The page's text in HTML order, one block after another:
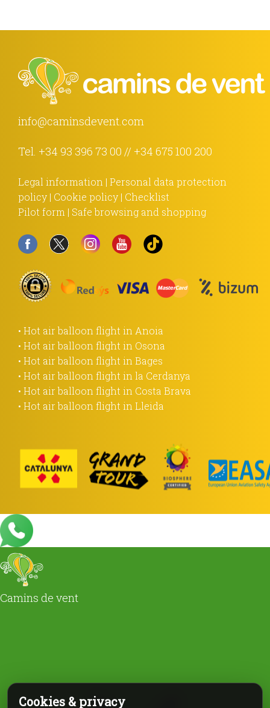
info@caminsdevent.com
Tel. +34 93 396 73 00 // +34 675 100 200
Legal information | Personal data protection
policy | Cookie policy | Checklist
Pilot form | Safe browsing and shopping
• Hot air balloon flight in Anoia
• Hot air balloon flight in Osona
• Hot air balloon flight in Bages
• Hot air balloon flight in la Cerdanya
• Hot air balloon flight in Costa Brava
• Hot air balloon flight in Lleida
Camins de vent
Cookies & privacy